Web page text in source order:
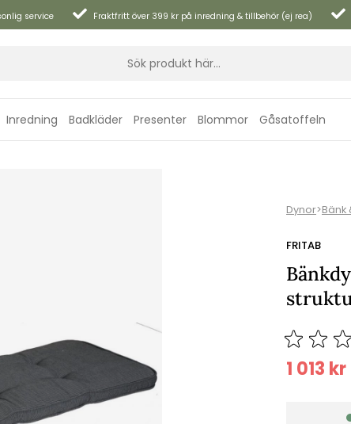
service Fraktfritt över 399 kr på inredning & tillbehör (ej rea)
Inredning Badkläder Presenter Blommor Gåsatoffeln
Dynor>Bänk
FRITAB
1 013 kr